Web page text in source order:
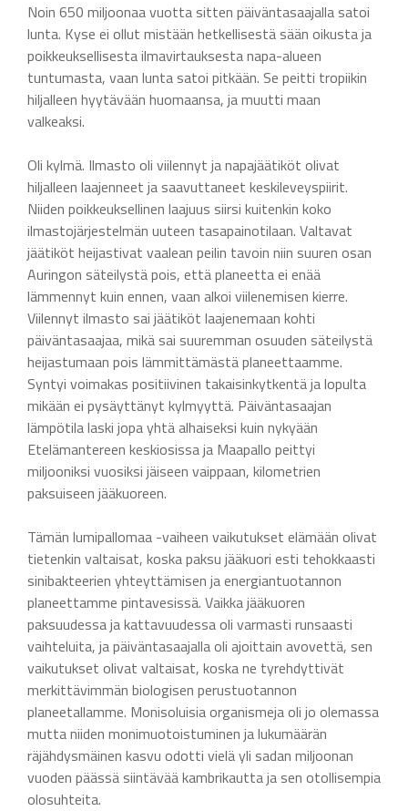
Noin 650 miljoonaa vuotta sitten päiväntasaajalla satoi
lunta. Kyse ei ollut mistään hetkellisestä sään oikusta ja
poikkeuksellisesta ilmavirtauksesta napa-alueen
tuntumasta, vaan lunta satoi pitkään. Se peitti tropiikin
hiljalleen hyytävään huomaansa, ja muutti maan
valkeaksi.
Oli kylmä. Ilmasto oli viilennyt ja napajäätiköt olivat
hiljalleen laajenneet ja saavuttaneet keskileveyspiirit.
Niiden poikkeuksellinen laajuus siirsi kuitenkin koko
ilmastojärjestelmän uuteen tasapainotilaan. Valtavat
jäätiköt heijastivat vaalean peilin tavoin niin suuren osan
Auringon säteilystä pois, että planeetta ei enää
lämmennyt kuin ennen, vaan alkoi viilenemisen kierre.
Viilennyt ilmasto sai jäätiköt laajenemaan kohti
päiväntasaajaa, mikä sai suuremman osuuden säteilystä
heijastumaan pois lämmittämästä planeettaamme.
Syntyi voimakas positiivinen takaisinkytkentä ja lopulta
mikään ei pysäyttänyt kylmyyttä. Päiväntasaajan
lämpötila laski jopa yhtä alhaiseksi kuin nykyään
Etelämantereen keskiosissa ja Maapallo peittyi
miljooniksi vuosiksi jäiseen vaippaan, kilometrien
paksuiseen jääkuoreen.
Tämän lumipallomaa -vaiheen vaikutukset elämään olivat
tietenkin valtaisat, koska paksu jääkuori esti tehokkaasti
sinibakteerien yhteyttämisen ja energiantuotannon
planeettamme pintavesissä. Vaikka jääkuoren
paksuudessa ja kattavuudessa oli varmasti runsaasti
vaihteluita, ja päiväntasaajalla oli ajoittain avovettä, sen
vaikutukset olivat valtaisat, koska ne tyrehdyttivät
merkittävimmän biologisen perustuotannon
planeetallamme. Monisoluisia organismeja oli jo olemassa
mutta niiden monimuotoistuminen ja lukumäärän
räjähdysmäinen kasvu odotti vielä yli sadan miljoonan
vuoden päässä siintävää kambrikautta ja sen otollisempia
olosuhteita.